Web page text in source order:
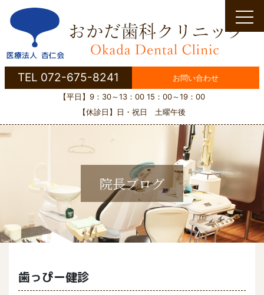
Skip
content
TEL 072-675-8241
お問い合わせ
【平日】9：30～13：00 15：00～19：00
【休診日】日・祝日 土曜午後
院長ブログ
歯っぴー健診